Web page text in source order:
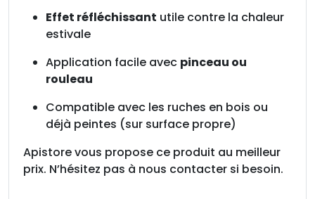
Effet réfléchissant utile contre la chaleur
estivale
Application facile avec pinceau ou
rouleau
Compatible avec les ruches en bois ou
déjà peintes (sur surface propre)
Apistore vous propose ce produit au meilleur
prix. N’hésitez pas à nous contacter si besoin.